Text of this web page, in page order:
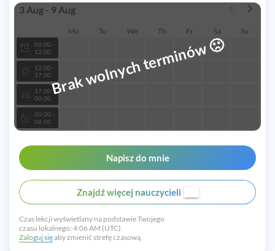
3 Aug - 9 Aug
Mo Tu We Th Fr Sa Su
06:00 -
12:00
12:00 -
17:00
17:00 -
00:00
00:00 -
06:00
Brak wolnych terminów🙁
Napisz do mnie
Znajdź więcej nauczycieli
Czas lekcji wyświetlany na podstawie Twojego
czasu lokalnego: 4:06 AM (UTC).
Zaloguj sięaby zmienić strefę czasową.